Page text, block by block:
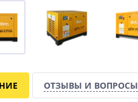
ОТЗЫВЫ И ВОПРОСЫ